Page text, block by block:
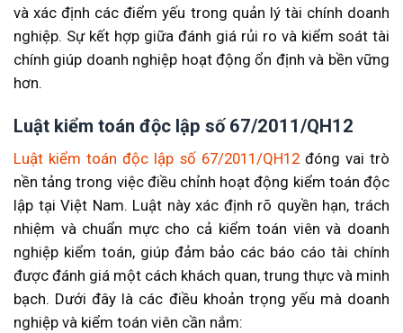
và xác định các điểm yếu trong quản lý tài chính doanh
nghiệp. Sự kết hợp giữa đánh giá rủi ro và kiểm soát tài
chính giúp doanh nghiệp hoạt động ổn định và bền vững
hơn.
Luật kiểm toán độc lập số 67/2011/QH12
Luật kiểm toán độc lập số 67/2011/QH12đóng vai trò
nền tảng trong việc điều chỉnh hoạt động kiểm toán độc
lập tại Việt Nam. Luật này xác định rõ quyền hạn, trách
nhiệm và chuẩn mực cho cả kiểm toán viên và doanh
nghiệp kiểm toán, giúp đảm bảo các báo cáo tài chính
được đánh giá một cách khách quan, trung thực và minh
bạch. Dưới đây là các điều khoản trọng yếu mà doanh
nghiệp và kiểm toán viên cần nắm: